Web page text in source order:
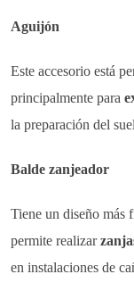
Aguijón
Este accesorio está
principalmente para
la preparación del
Balde zanjeador
Tiene un diseño más
permite realizar
en instalaciones de